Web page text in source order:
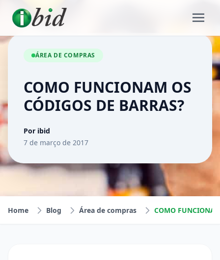
ÁREA DE COMPRAS
COMO FUNCIONAM OS
CÓDIGOS DE BARRAS?
Por ibid
7 de março de 2017
Home Blog Área de compras